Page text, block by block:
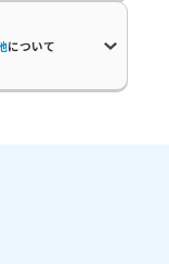
について